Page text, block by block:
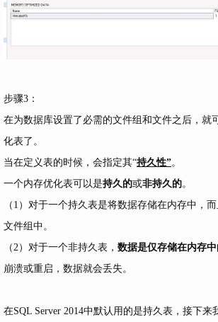
步骤3：
在为数据库设置了必需的文件组和文件之后，就
化表了。
当在定义表的时候，会指定其“持久性”。
一个内存优化表可以是持久的或非持久的。
（1）对于一个持久表是将数据存储在内存中，
文件组中。
（2）对于一个非持久表， 数据是仅存储在内存
崩溃或重启，数据就会丢失。
在SQL Server 2014中默认用的是持久表，接下来